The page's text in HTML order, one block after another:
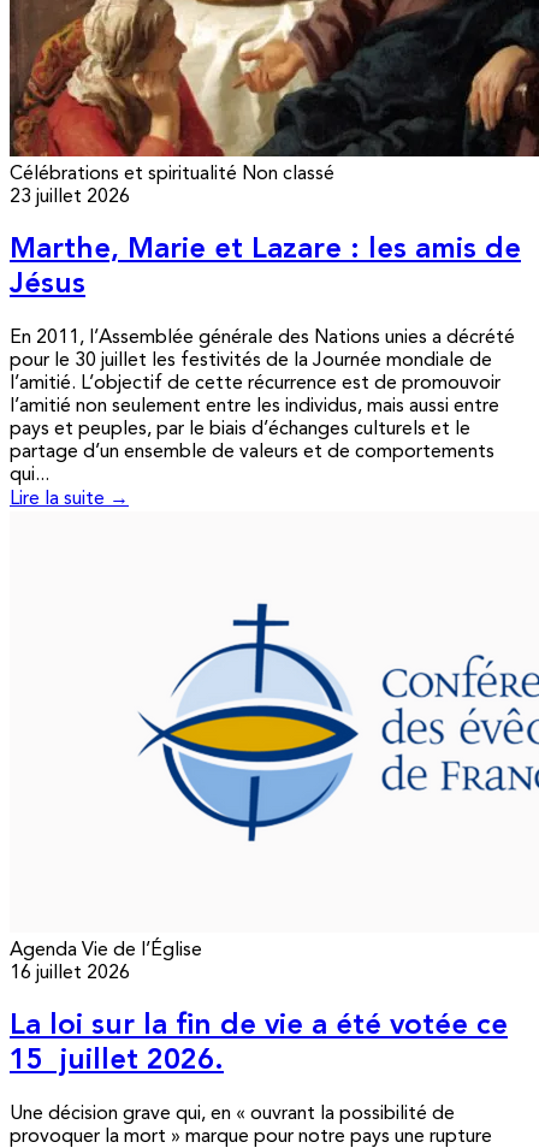
Célébrations et spiritualité Non classé
23 juillet 2026
Marthe, Marie et Lazare : les amis de
Jésus
En 2011, l’Assemblée générale des Nations unies a décrété
pour le 30 juillet les festivités de la Journée mondiale de
l’amitié. L’objectif de cette récurrence est de promouvoir
l’amitié non seulement entre les individus, mais aussi entre
pays et peuples, par le biais d’échanges culturels et le
partage d’un ensemble de valeurs et de comportements
qui...
Lire la suite →
Agenda Vie de l’Église
16 juillet 2026
La loi sur la fin de vie a été votée ce
15 juillet 2026.
Une décision grave qui, en « ouvrant la possibilité de
provoquer la mort » marque pour notre pays une rupture